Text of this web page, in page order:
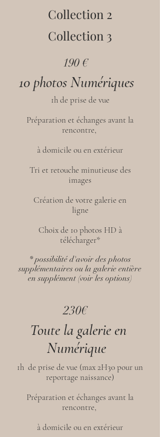
Collection 2
Collection 3
190 €
10 photos Numériques
1h de prise de vue
Préparation et échanges avant la
rencontre,
à domicile ou en extérieur
Tri et retouche minutieuse des
images
Création de votre galerie en
ligne
Choix de 10 photos HD à
télécharger*
* possibilité d'avoir des photos
supplémentaires ou la galerie entière
en supplément (voir les options)
230€
Toute la galerie en
Numérique
1h de prise de vue (max 2H30 pour un
reportage naissance)
Préparation et échanges avant la
rencontre,
à domicile ou en extérieur